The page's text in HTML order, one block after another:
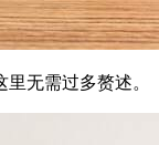
无需过多赘述。